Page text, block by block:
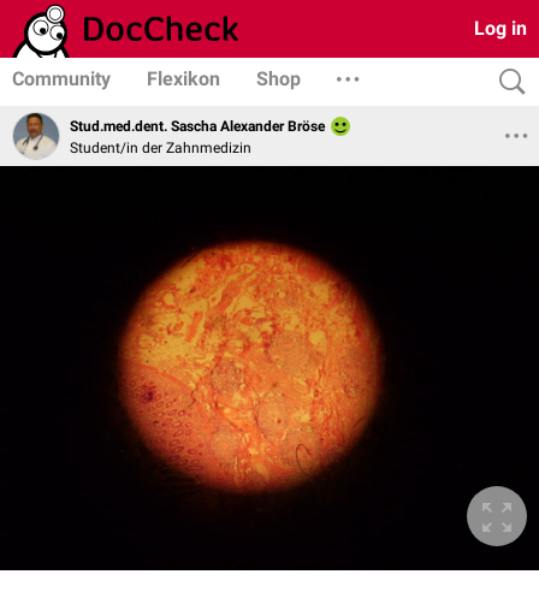
Log in
Community Flexikon Shop
Stud.med.dent. Sascha Alexander Bröse
Student/in der Zahnmedizin